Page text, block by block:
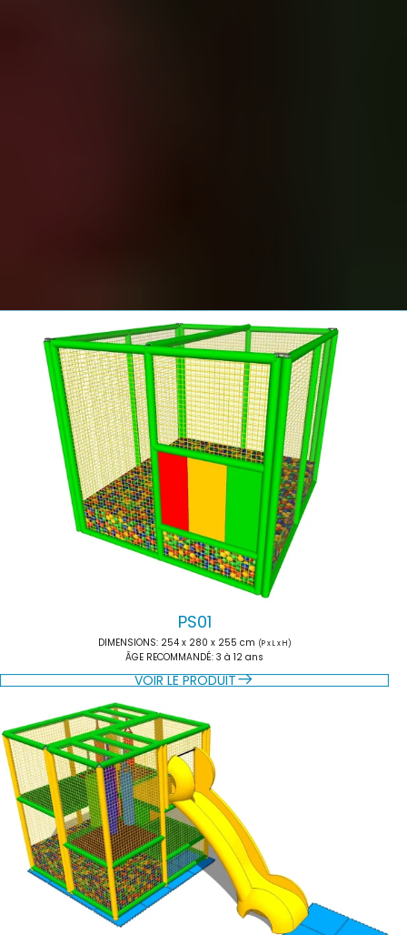
PS01
DIMENSIONS: 254 x 280 x 255 cm (P x L x H)
ÂGE RECOMMANDÉ: 3 à 12 ans
VOIR LE PRODUIT